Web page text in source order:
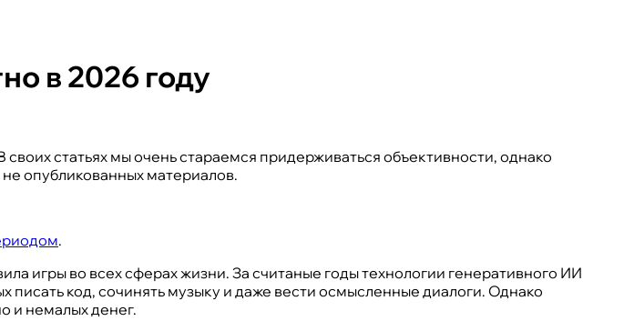
в 2026 году
своих статьях мы очень стараемся придерживаться объективности, однако
опубликованных материалов.
.
игры во всех сферах жизни. За считаные годы технологии генеративного ИИ
код, сочинять музыку и даже вести осмысленные диалоги. Однако
и немалых денег.